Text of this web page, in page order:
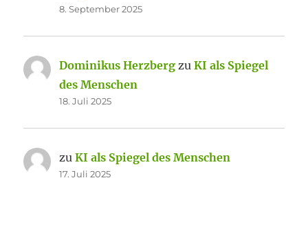
8. September 2025
Dominikus Herzberg zuKI als Spiegel
des Menschen
18. Juli 2025
zuKI als Spiegel des Menschen
17. Juli 2025